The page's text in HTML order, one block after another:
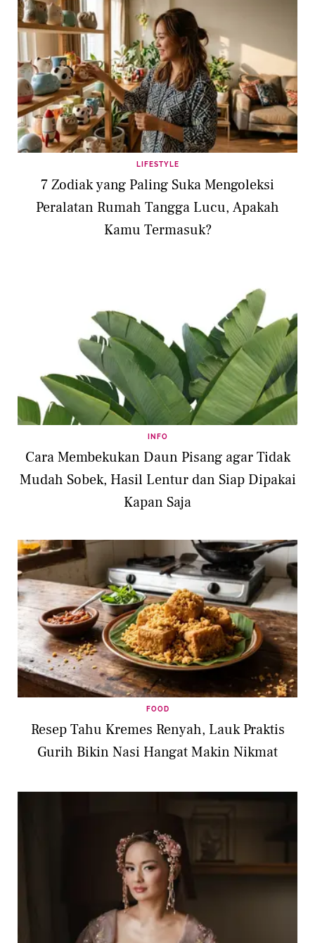
LIFESTYLE
7 Zodiak yang Paling Suka Mengoleksi
Peralatan Rumah Tangga Lucu, Apakah
Kamu Termasuk?
INFO
Cara Membekukan Daun Pisang agar Tidak
Mudah Sobek, Hasil Lentur dan Siap Dipakai
Kapan Saja
FOOD
Resep Tahu Kremes Renyah, Lauk Praktis
Gurih Bikin Nasi Hangat Makin Nikmat